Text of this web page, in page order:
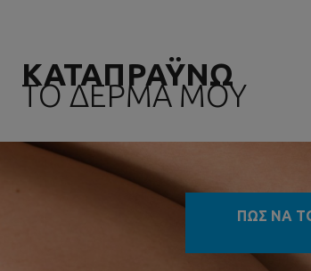
ΚΑΤΑΠΡΑΫΝΩ
ΤΟ ΔΕΡΜΑ ΜΟΥ
ΠΩΣ ΝΑ